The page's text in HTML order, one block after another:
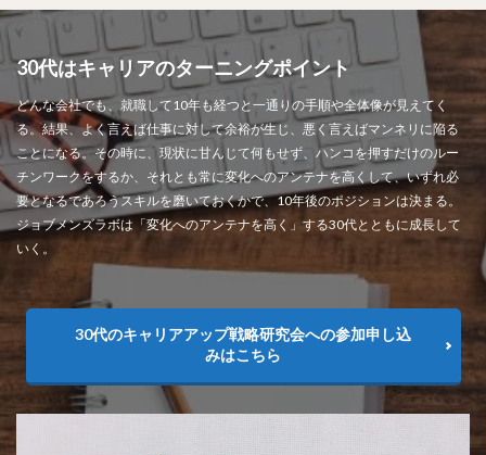
30代はキャリアのターニングポイント
どんな会社でも、就職して10年も経つと一通りの手順や全体像が見えてく
る。結果、よく言えば仕事に対して余裕が生じ、悪く言えばマンネリに陥る
ことになる。その時に、現状に甘んじて何もせず、ハンコを押すだけのルー
チンワークをするか、それとも常に変化へのアンテナを高くして、いずれ必
要となるであろうスキルを磨いておくかで、10年後のポジションは決まる。
ジョブメンズラボは「変化へのアンテナを高く」する30代とともに成長して
いく。
30代のキャリアアップ戦略研究会への参加申し込
みはこちら